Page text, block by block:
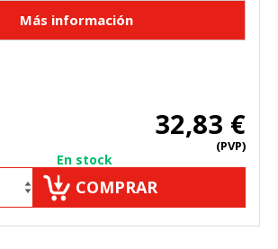
32,83 €
(PVP)
En stock
COMPRAR